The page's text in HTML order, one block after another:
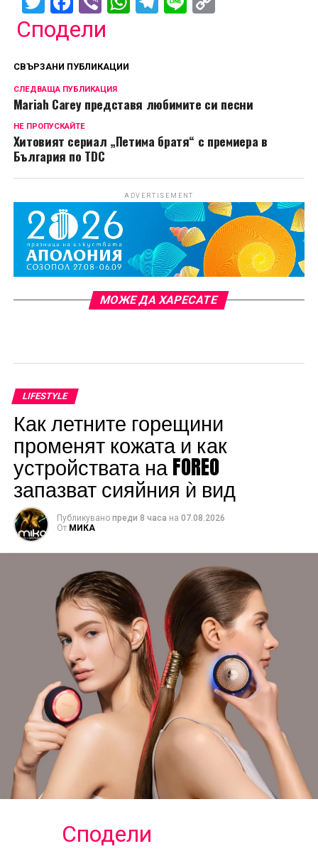
Сподели
СВЪРЗАНИ ПУБЛИКАЦИИ
СЛЕДВАЩА ПУБЛИКАЦИЯ
Mariah Carey представя любимите си песни
НЕ ПРОПУСКАЙТЕ
Хитовият сериал „Петима братя“ с премиера в
България по TDC
ADVERTISEMENT
МОЖЕ ДА ХАРЕСАТЕ
LIFESTYLE
Как летните горещини
променят кожата и как
устройствата на FOREO
запазват сияйния ѝ вид
Публикувано преди 8 часа на 07.08.2026
От МИКА
Сподели